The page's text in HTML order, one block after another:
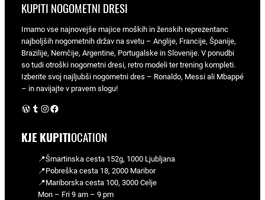
KUPITI NOGOMETNI DRESI
Imamo vse najnovejše majice moških in ženskih reprezentanc
najboljših nogometnih držav na svetu – Anglije, Francije, Španije,
Brazilije, Nemčije, Argentine, Portugalske in Slovenije. V ponudbi
so tudi otroški nogometni dresi, retro modeli ter trening kompleti.
Izberite svoj najljubši nogometni dres – Ronaldo, Messi ali Mbappé
– in navijajte v pravem slogu!
WordPress Instagram Facebook
KJE KUPITIOCATION
📍Šmartinska cesta 152g, 1000 Ljubljana
📍Pobreška cesta 18, 2000 Maribor
📍Mariborska cesta 100, 3000 Celje
Mon – Fri 9 am – 9 pm